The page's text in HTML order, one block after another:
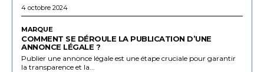
4 octobre 2024
MARQUE
COMMENT SE DÉROULE LA PUBLICATION D’UNE
ANNONCE LÉGALE ?
Publier une annonce légale est une étape cruciale pour garantir
la transparence et la...